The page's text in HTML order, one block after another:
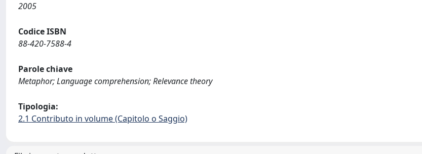
2005
Codice ISBN
88-420-7588-4
Parole chiave
Metaphor; Language comprehension; Relevance theory
Tipologia:
2.1 Contributo in volume (Capitolo o Saggio)